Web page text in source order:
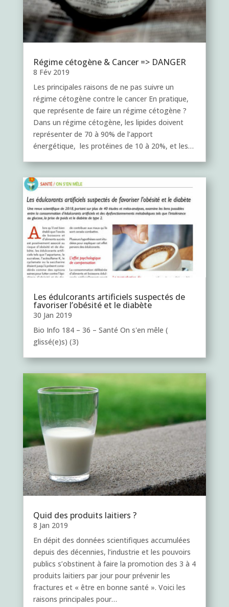
Régime cétogène & Cancer => DANGER
8 Fév 2019
Les principales raisons de ne pas suivre un
régime cétogène contre le cancer En pratique,
que représente de faire un régime cétogène ?
Dans un régime cétogène, les lipides doivent
représenter de 70 à 90% de l’apport
énergétique, les protéines de 10 à 20%, et les…
Les édulcorants artificiels suspectés de
favoriser l’obésité et le diabète
30 Jan 2019
Bio Info 184 – 36 – Santé On s'en mêle (
glissé(e)s) (3)
Quid des produits laitiers ?
8 Jan 2019
En dépit des données scientifiques accumulées
depuis des décennies, l’industrie et les pouvoirs
publics s’obstinent à faire la promotion des 3 à 4
produits laitiers par jour pour prévenir les
fractures et « être en bonne santé ». Voici les
raisons principales pour…